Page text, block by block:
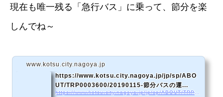
現在も唯一残る「急行バス」に乗って、節分を楽
しんでね～
www.kotsu.city.nagoya.jp
https://www.kotsu.city.nagoya.jp/jp/sp/ABO
UT/TRP0003600/20190115-節分バスの運...
https://www.kotsu.city.nagoya.jp/jp/sp/ABOUT/TRP0003600/20190115-節分バスの運行について.pdf